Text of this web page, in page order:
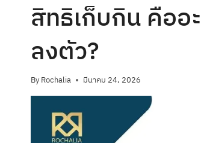
สิทธิเก็บกิน คืออ
ลงตัว?
By Rochalia มีนาคม 24, 2026